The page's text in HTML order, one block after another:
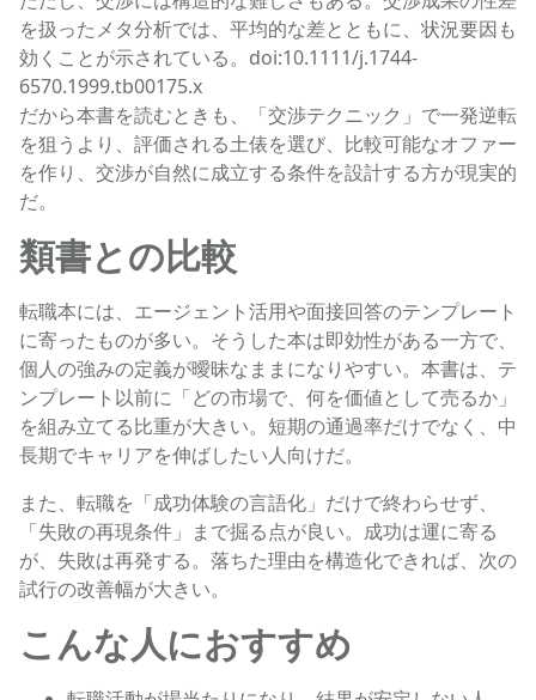
を扱ったメタ分析では、平均的な差とともに、状況要因も
効くことが示されている。doi:10.1111/j.1744-
6570.1999.tb00175.x
だから本書を読むときも、「交渉テクニック」で一発逆転
を狙うより、評価される土俵を選び、比較可能なオファー
を作り、交渉が自然に成立する条件を設計する方が現実的
だ。
類書との比較
転職本には、エージェント活用や面接回答のテンプレート
に寄ったものが多い。そうした本は即効性がある一方で、
個人の強みの定義が曖昧なままになりやすい。本書は、テ
ンプレート以前に「どの市場で、何を価値として売るか」
を組み立てる比重が大きい。短期の通過率だけでなく、中
長期でキャリアを伸ばしたい人向けだ。
また、転職を「成功体験の言語化」だけで終わらせず、
「失敗の再現条件」まで掘る点が良い。成功は運に寄る
が、失敗は再発する。落ちた理由を構造化できれば、次の
試行の改善幅が大きい。
こんな人におすすめ